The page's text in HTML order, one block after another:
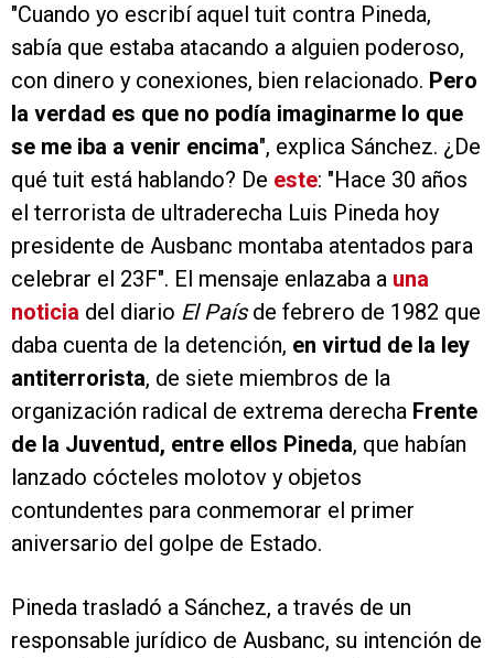
"Cuando yo escribí aquel tuit contra Pineda,
sabía que estaba atacando a alguien poderoso,
con dinero y conexiones, bien relacionado. Pero
la verdad es que no podía imaginarme lo que
se me iba a venir encima", explica Sánchez. ¿De
qué tuit está hablando? De este: "Hace 30 años
el terrorista de ultraderecha Luis Pineda hoy
presidente de Ausbanc montaba atentados para
celebrar el 23F". El mensaje enlazaba a una
noticia del diario El Paísde febrero de 1982 que
daba cuenta de la detención, en virtud de la ley
antiterrorista, de siete miembros de la
organización radical de extrema derecha Frente
de la Juventud, entre ellos Pineda, que habían
lanzado cócteles molotov y objetos
contundentes para conmemorar el primer
aniversario del golpe de Estado.
Pineda trasladó a Sánchez, a través de un
responsable jurídico de Ausbanc, su intención de